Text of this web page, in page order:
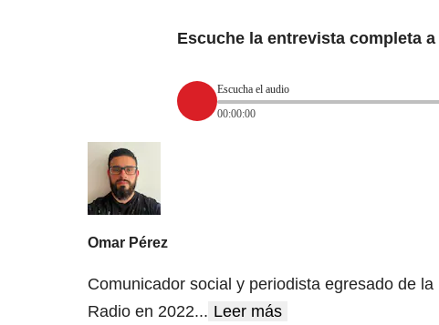
Escuche la entrevista completa
Escucha el audio
00:00:00
Omar Pérez
Comunicador social y periodista egresado de
Radio en 2022... Leer más